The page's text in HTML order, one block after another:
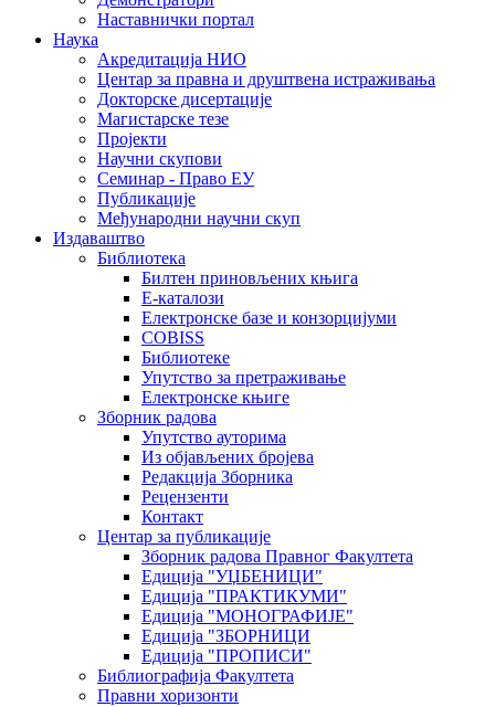
Наставнички портал
Наука
Акредитација НИО
Центар за правна и друштвена истраживања
Докторске дисертације
Магистарске тезе
Пројекти
Научни скупови
Семинар - Право ЕУ
Публикације
Међународни научни скуп
Издаваштво
Библиотека
Билтен приновљених књига
Е-каталози
Електронске базе и конзорцијуми
COBISS
Библиотеке
Упутство за претраживање
Електронске књиге
Зборник радова
Упутство ауторима
Из објављених бројева
Редакција Зборника
Рецензенти
Контакт
Центар за публикације
Зборник радова Правног Факултета
Едиција "УЏБЕНИЦИ"
Едиција "ПРАКТИКУМИ"
Едиција "МОНОГРАФИЈЕ"
Едиција "ЗБОРНИЦИ
Едиција "ПРОПИСИ"
Библиографија Факултета
Правни хоризонти